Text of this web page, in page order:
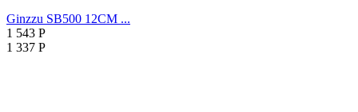
Ginzzu SB500 12CM ...
1 543 Р
1 337 Р